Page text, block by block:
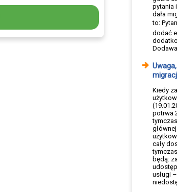
pytania
dała
to:
dodać
Kiedy
potrwa
cały
będą:
usługi